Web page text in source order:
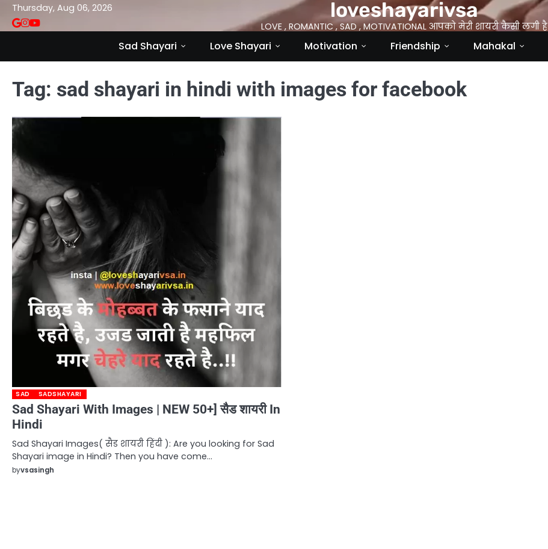
Skip
content
Thursday, Aug 06, 2026
VSASINGH
INSTAGRAM
YOUTUBE loveshayarivsa
LOVE , ROMANTIC , SAD , MOTIVATIONAL आपको मेरी शायरी कैसी लगी है
Sad Shayari Love Shayari Motivation Friendship Mahakal
Tag: sad shayari in hindi with images for facebook
SAD SADSHAYARI
Sad Shayari With Images | NEW 50+] सैड शायरी In
Hindi
Sad Shayari Images( सैड शायरी हिंदी ): Are you looking for Sad
Shayari image in Hindi? Then you have come…
byvsasingh